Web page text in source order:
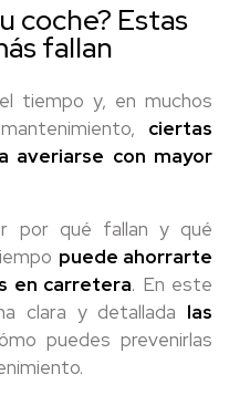
coche? Estas
fallan
tiempo y, en muchos
ciertas
averiarse con mayor
por qué fallan y qué
puede ahorrarte
en carretera. En este
clara y detallada las
puedes prevenirlas